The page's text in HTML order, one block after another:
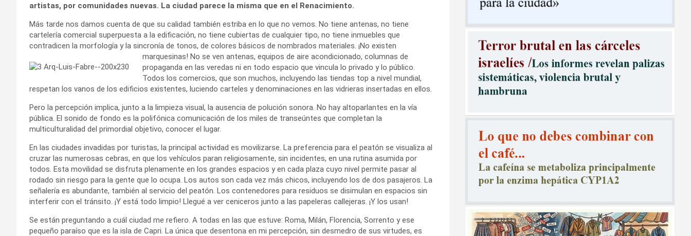
artistas, por comunidades nuevas. La ciudad parece la misma que en el Renacimiento.
Más tarde nos damos cuenta de que su calidad también estriba en lo que no vemos. No tiene antenas, no tiene
cartelería comercial superpuesta a la edificación, no tiene cubiertas de cualquier tipo, no tiene inmuebles que
contradicen la morfología y la sincronía de tonos, de colores básicos de nombrados materiales. ¡No existen
marquesinas! No se ven antenas, equipos de aire acondicionado, columnas de
propaganda en las veredas ni en todo espacio que vincula lo privado y lo público.
Todos los comercios, que son muchos, incluyendo las tiendas top a nivel mundial,
respetan los vanos de los edificios existentes, luciendo carteles y denominaciones en las vidrieras insertadas en ellos.
Pero la percepción implica, junto a la limpieza visual, la ausencia de polución sonora. No hay altoparlantes en la vía
pública. El sonido de fondo es la polifónica comunicación de los miles de transeúntes que completan la
multiculturalidad del primordial objetivo, conocer el lugar.
En las ciudades invadidas por turistas, la principal actividad es movilizarse. La preferencia para el peatón se visualiza al
cruzar las numerosas cebras, en que los vehículos paran religiosamente, sin incidentes, en una rutina asumida por
todos. Esta movilidad se disfruta plenamente en los grandes espacios y en cada plaza cuyo nivel permite pasar al
rodado sin riesgo para la gente que lo ocupa. Los autos son cada vez más chicos, incluyendo los de dos pasajeros. La
señalería es abundante, también al servicio del peatón. Los contenedores para residuos se disimulan en espacios sin
interferir con el tránsito. ¡Y está todo limpio! Llegué a ver ceniceros junto a las papeleras callejeras. ¡Y los usan!
Se están preguntando a cuál ciudad me refiero. A todas en las que estuve: Roma, Milán, Florencia, Sorrento y ese
pequeño paraíso que es la isla de Capri. La única que desentona en mi percepción, sin desmedro de sus virtudes, es